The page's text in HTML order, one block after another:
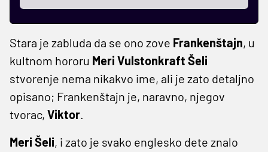
Stara je zabluda da se ono zove Frankenštajn, u
kultnom hororu Meri Vulstonkraft Šeli
stvorenje nema nikakvo ime, ali je zato detaljno
opisano; Frankenštajn je, naravno, njegov
tvorac, Viktor.
Meri Šeli, i zato je svako englesko dete znalo